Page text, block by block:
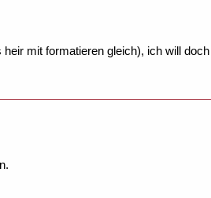
mit formatieren gleich), ich will